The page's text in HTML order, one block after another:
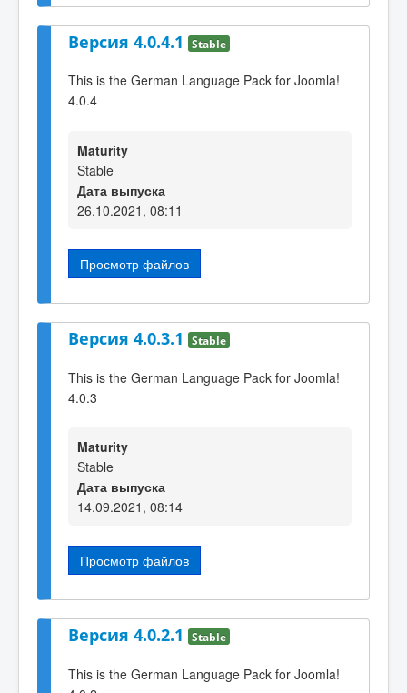
Версия 4.0.4.1 Stable
This is the German Language Pack for Joomla!
4.0.4
Maturity
Stable
Дата выпуска
26.10.2021, 08:11
Просмотр файлов
Версия 4.0.3.1 Stable
This is the German Language Pack for Joomla!
4.0.3
Maturity
Stable
Дата выпуска
14.09.2021, 08:14
Просмотр файлов
Версия 4.0.2.1 Stable
This is the German Language Pack for Joomla!